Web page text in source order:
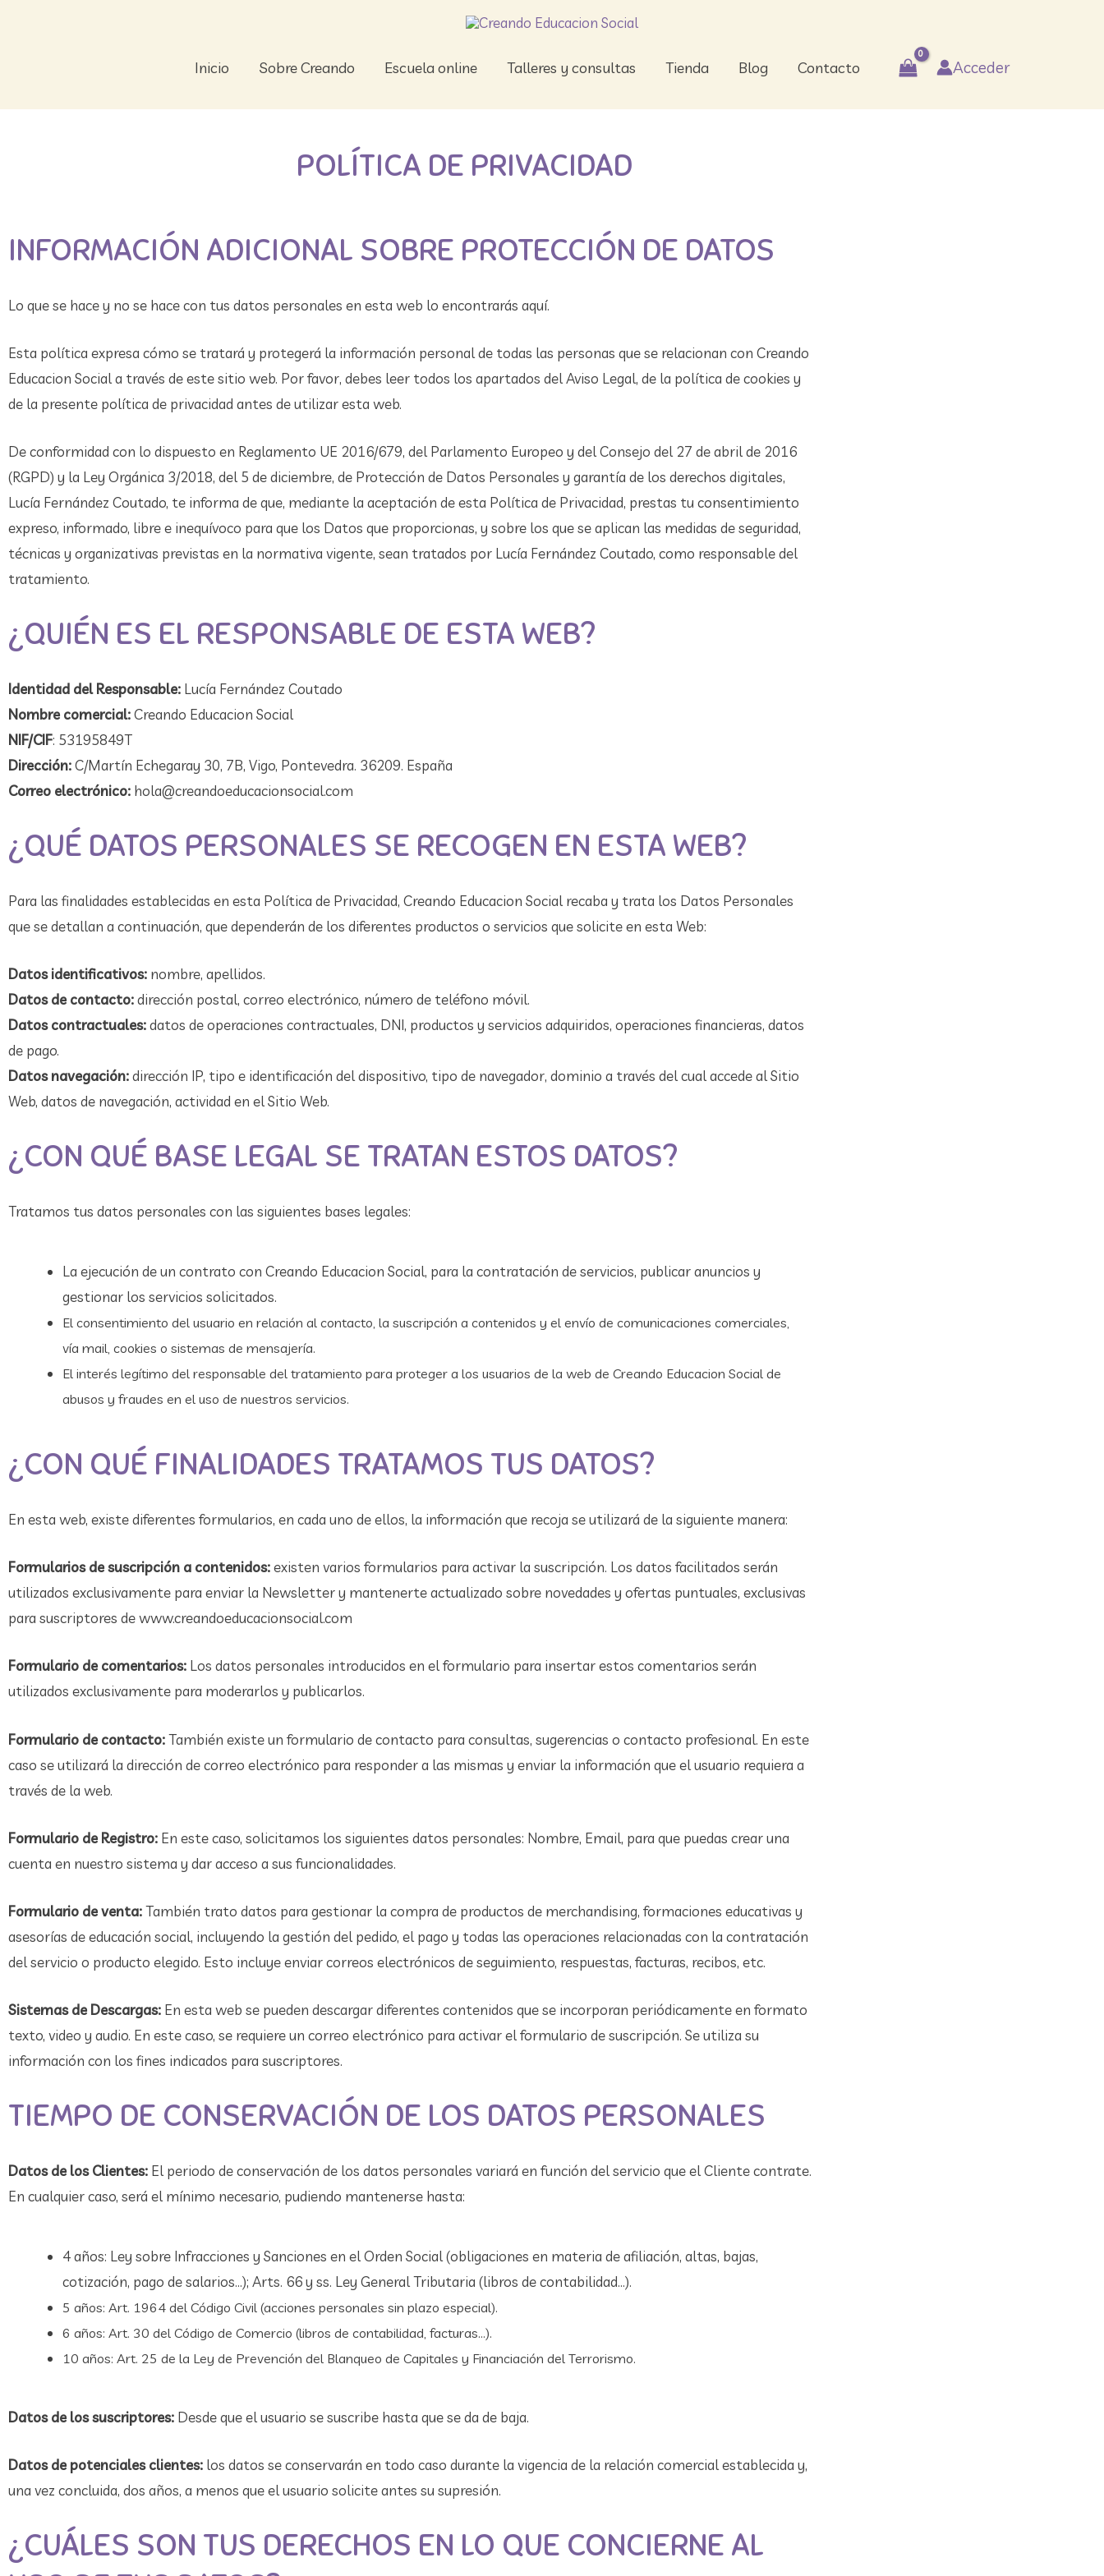
Inicio Sobre Creando Escuela online Talleres y consultas Tienda Blog Contacto Acceder
POLÍTICA DE PRIVACIDAD
INFORMACIÓN ADICIONAL SOBRE PROTECCIÓN DE DATOS
Lo que se hace y no se hace con tus datos personales en esta web lo encontrarás aquí.
Esta política expresa cómo se tratará y protegerá la información personal de todas las personas que se relacionan con Creando
Educacion Social a través de este sitio web. Por favor, debes leer todos los apartados del Aviso Legal, de la política de cookies y
de la presente política de privacidad antes de utilizar esta web.
De conformidad con lo dispuesto en Reglamento UE 2016/679, del Parlamento Europeo y del Consejo del 27 de abril de 2016
(RGPD) y la Ley Orgánica 3/2018, del 5 de diciembre, de Protección de Datos Personales y garantía de los derechos digitales,
Lucía Fernández Coutado, te informa de que, mediante la aceptación de esta Política de Privacidad, prestas tu consentimiento
expreso, informado, libre e inequívoco para que los Datos que proporcionas, y sobre los que se aplican las medidas de seguridad,
técnicas y organizativas previstas en la normativa vigente, sean tratados por Lucía Fernández Coutado, como responsable del
tratamiento.
¿QUIÉN ES EL RESPONSABLE DE ESTA WEB?
Identidad del Responsable: Lucía Fernández Coutado
Nombre comercial:Creando Educacion Social
NIF/CIF: 53195849T
Dirección:C/Martín Echegaray 30, 7B, Vigo, Pontevedra. 36209. España
Correo electrónico: hola@creandoeducacionsocial.com
¿QUÉ DATOS PERSONALES SE RECOGEN EN ESTA WEB?
Para las finalidades establecidas en esta Política de Privacidad, Creando Educacion Social recaba y trata los Datos Personales
que se detallan a continuación, que dependerán de los diferentes productos o servicios que solicite en esta Web:
Datos identificativos: nombre, apellidos.
Datos de contacto:dirección postal, correo electrónico, número de teléfono móvil.
Datos contractuales:datos de operaciones contractuales, DNI, productos y servicios adquiridos, operaciones financieras, datos
de pago.
Datos navegación:dirección IP, tipo e identificación del dispositivo, tipo de navegador, dominio a través del cual accede al Sitio
Web, datos de navegación, actividad en el Sitio Web.
¿CON QUÉ BASE LEGAL SE TRATAN ESTOS DATOS?
Tratamos tus datos personales con las siguientes bases legales:
La ejecución de un contrato con Creando Educacion Social, para la contratación de servicios, publicar anuncios y
gestionar los servicios solicitados.
El consentimiento del usuario en relación al contacto, la suscripción a contenidos y el envío de comunicaciones comerciales,
vía mail, cookies o sistemas de mensajería.
El interés legítimo del responsable del tratamiento para proteger a los usuarios de la web de Creando Educacion Social de
abusos y fraudes en el uso de nuestros servicios.
¿CON QUÉ FINALIDADES TRATAMOS TUS DATOS?
En esta web, existe diferentes formularios, en cada uno de ellos, la información que recoja se utilizará de la siguiente manera:
Formularios de suscripción a contenidos:existen varios formularios para activar la suscripción. Los datos facilitados serán
utilizados exclusivamente para enviar la Newsletter y mantenerte actualizado sobre novedades y ofertas puntuales, exclusivas
para suscriptores de www.creandoeducacionsocial.com
Formulario de comentarios: Los datos personales introducidos en el formulario para insertar estos comentarios serán
utilizados exclusivamente para moderarlos y publicarlos.
Formulario de contacto:También existe un formulario de contacto para consultas, sugerencias o contacto profesional. En este
caso se utilizará la dirección de correo electrónico para responder a las mismas y enviar la información que el usuario requiera a
través de la web.
Formulario de Registro: En este caso, solicitamos los siguientes datos personales: Nombre, Email, para que puedas crear una
cuenta en nuestro sistema y dar acceso a sus funcionalidades.
Formulario de venta:También trato datos para gestionar la compra de productos de merchandising, formaciones educativas y
asesorías de educación social, incluyendo la gestión del pedido, el pago y todas las operaciones relacionadas con la contratación
del servicio o producto elegido. Esto incluye enviar correos electrónicos de seguimiento, respuestas, facturas, recibos, etc.
Sistemas de Descargas: En esta web se pueden descargar diferentes contenidos que se incorporan periódicamente en formato
texto, video y audio. En este caso, se requiere un correo electrónico para activar el formulario de suscripción. Se utiliza su
información con los fines indicados para suscriptores.
TIEMPO DE CONSERVACIÓN DE LOS DATOS PERSONALES
Datos de los Clientes: El periodo de conservación de los datos personales variará en función del servicio que el Cliente contrate.
En cualquier caso, será el mínimo necesario, pudiendo mantenerse hasta:
4 años: Ley sobre Infracciones y Sanciones en el Orden Social (obligaciones en materia de afiliación, altas, bajas,
cotización, pago de salarios…); Arts. 66 y ss. Ley General Tributaria (libros de contabilidad…).
5 años: Art. 1964 del Código Civil (acciones personales sin plazo especial).
6 años: Art. 30 del Código de Comercio (libros de contabilidad, facturas…).
10 años: Art. 25 de la Ley de Prevención del Blanqueo de Capitales y Financiación del Terrorismo.
Datos de los suscriptores: Desde que el usuario se suscribe hasta que se da de baja.
Datos de potenciales clientes: los datos se conservarán en todo caso durante la vigencia de la relación comercial establecida y,
una vez concluida, dos años, a menos que el usuario solicite antes su supresión.
¿CUÁLES SON TUS DERECHOS EN LO QUE CONCIERNE AL